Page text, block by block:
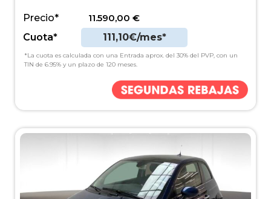
Precio* 11.590,00 €
Cuota*
111,10€/mes*
*La cuota es calculada con una Entrada aprox. del 30% del PVP, con un
TIN de 6.95% y un plazo de 120 meses.